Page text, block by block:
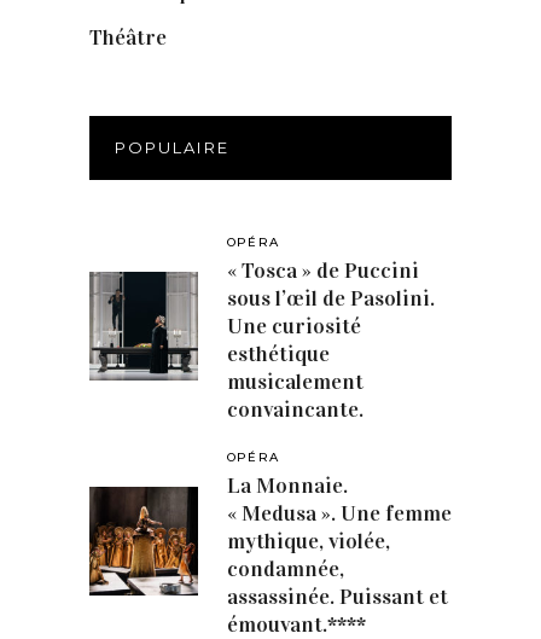
Théâtre
POPULAIRE
OPÉRA
« Tosca » de Puccini
sous l’œil de Pasolini.
Une curiosité
esthétique
musicalement
convaincante.
OPÉRA
La Monnaie.
« Medusa ». Une femme
mythique, violée,
condamnée,
assassinée. Puissant et
émouvant.****